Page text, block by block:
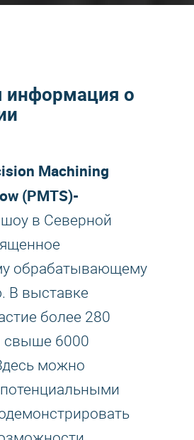
информация о
Machining
(PMTS)-
в Северной
обрабатывающему
В выставке
более 280
свыше 6000
можно
потенциальными